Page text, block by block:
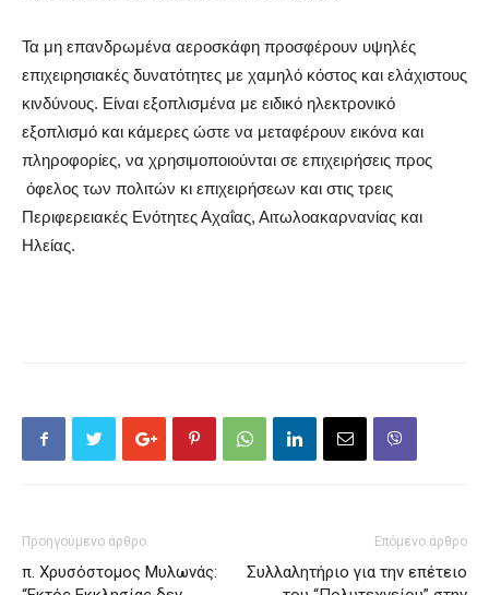
Τα μη επανδρωμένα αεροσκάφη προσφέρουν υψηλές
επιχειρησιακές δυνατότητες με χαμηλό κόστος και ελάχιστους
κινδύνους. Είναι εξοπλισμένα με ειδικό ηλεκτρονικό
εξοπλισμό και κάμερες ώστε να μεταφέρουν εικόνα και
πληροφορίες, να χρησιμοποιούνται σε επιχειρήσεις προς
όφελος των πολιτών κι επιχειρήσεων και στις τρεις
Περιφερειακές Ενότητες Αχαΐας, Αιτωλοακαρνανίας και
Ηλείας.
Προηγούμενο άρθρο
π. Χρυσόστομος Μυλωνάς:
Επόμενο άρθρο
Συλλαλητήριο για την επέτειο